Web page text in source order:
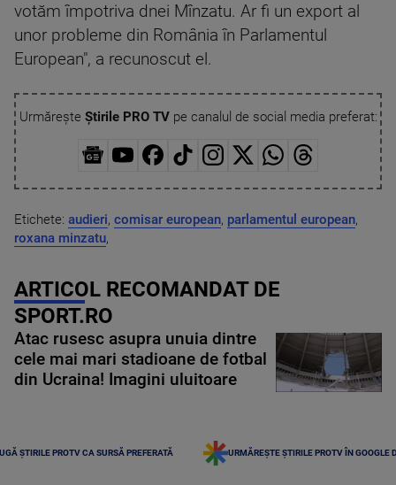
votăm împotriva dnei Mînzatu. Ar fi un export al
unor probleme din România în Parlamentul
European", a recunoscut el.
Urmărește Știrile PRO TVpe canalul de social media preferat:
Etichete: audieri, comisar european, parlamentul european,
roxana minzatu,
ARTICOL RECOMANDAT DE
SPORT.RO
Atac rusesc asupra unuia dintre
cele mai mari stadioane de fotbal
din Ucraina! Imagini uluitoare
ȘTIRILE PROTV CA SURSĂ PREFERATĂ URMĂREȘTE ȘTIRILE PROTV ÎN GOOGLE